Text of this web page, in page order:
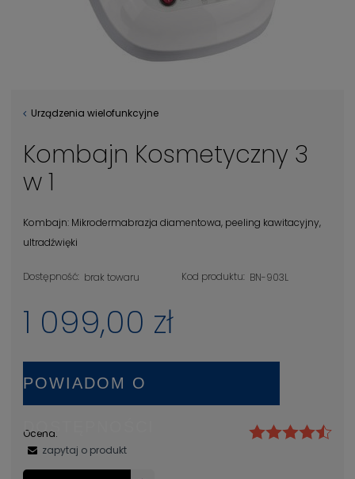
Urządzenia wielofunkcyjne
Kombajn Kosmetyczny 3
w 1
Kombajn: Mikrodermabrazja diamentowa, peeling kawitacyjny,
ultradźwięki
Dostępność: brak towaru Kod produktu: BN-903L
1 099,00 zł
POWIADOM O
DOSTĘPNOŚCI
Ocena:
zapytaj o produkt